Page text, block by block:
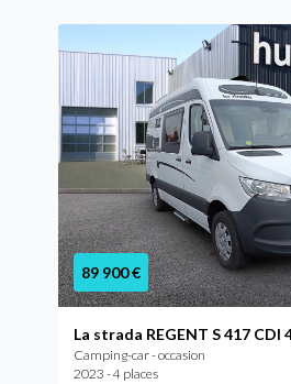
89 900 €
La strada REGENT S 417 CDI
Camping-car - occasion
2023 - 4 places